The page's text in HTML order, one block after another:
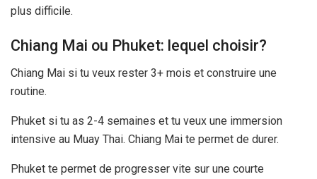
plus difficile.
Chiang Mai ou Phuket: lequel choisir?
Chiang Mai si tu veux rester 3+ mois et construire une
routine.
Phuket si tu as 2-4 semaines et tu veux une immersion
intensive au Muay Thai. Chiang Mai te permet de durer.
Phuket te permet de progresser vite sur une courte